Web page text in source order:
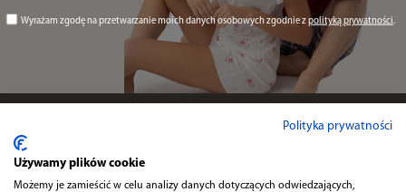
Wyrażam zgodę na przetwarzanie moich danych osobowych zgodnie zpolityką prywatności.
Przydatne
Polityka prywatności
Używamy plików cookie
Możemy je zamieścić w celu analizy danych dotyczących odwiedzających,